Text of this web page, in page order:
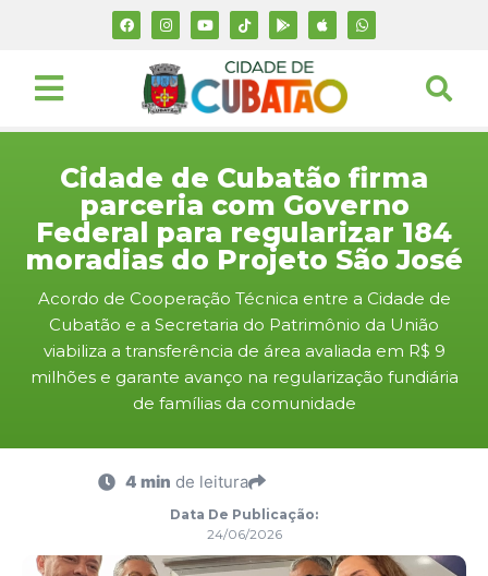
Cidade de Cubatão firma
parceria com Governo
Federal para regularizar 184
moradias do Projeto São José
Acordo de Cooperação Técnica entre a Cidade de
Cubatão e a Secretaria do Patrimônio da União
viabiliza a transferência de área avaliada em R$ 9
milhões e garante avanço na regularização fundiária
de famílias da comunidade
4 min de leitura
Data De Publicação:
24/06/2026